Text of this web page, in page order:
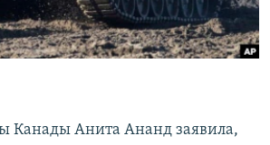
Канады Анита Ананд заявила,